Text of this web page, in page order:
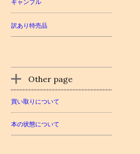
ギャンブル
訳あり特売品
Other page
買い取りについて
本の状態について